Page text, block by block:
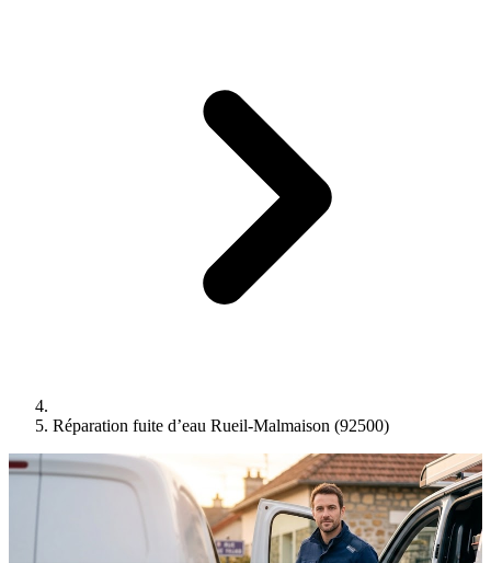
Réparation fuite d’eau Rueil-Malmaison (92500)